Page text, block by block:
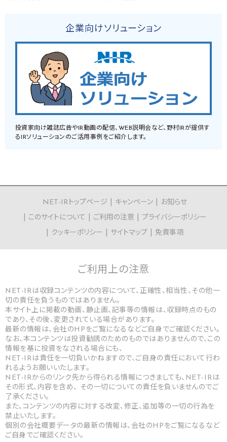
企業向けソリューション
投資家向け雑誌広告やIR動画の配信、WEB説明会など、野村IRが提供す
るIRソリューションのご活用事例をご紹介します。
NET-IRトップページ キャンペーン
お知らせ
このサイトについて
ご利用の注意
プライバシーポリシー
クッキーポリシー
サイトマップ 免責事項
ご利用上の注意
NET-IRは収録コンテンツの内容について、正確性、相当性、その他一
切の責任を負うものではありません。
本サイト上に掲載の動画、静止画、記事等の情報は、収録時点のもの
であり、その後、変更されている場合があります。
最新の情報は、会社のHPをご覧になるなどご自身でご確認ください。
なお、本コンテンツは投資勧誘のためのものではありませんので、この
情報を基に投資をなされる場合にも、
NET-IRは責任を一切負いかねますので、ご自身の責任において行わ
れるようお願いいたします。
NET-IRからのリンク先から得られる情報につきましても、NET-IRは
その形式、内容を含め、 その一切についての責任を負いませんのでご
了承ください。
また、コンテンツの内容に対する改変、修正、追加等の一切の行為を
禁止いたします。
個別の会社概要データの最新の情報は、会社のHPをご覧になるなど
ご自身でご確認ください。